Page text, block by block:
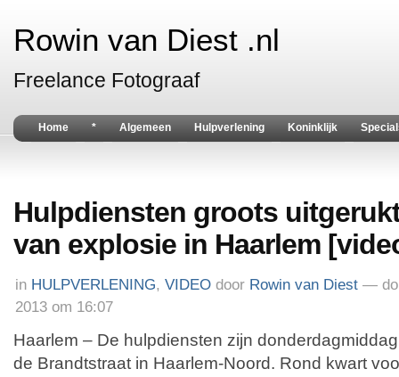
Rowin van Diest .nl
Freelance Fotograaf
Home * Algemeen Hulpverlening Koninklijk
Hulpdiensten groots
van explosie in Haarlem
in HULPVERLENING, VIDEO door Rowin van Diest —
2013 om 16:07
Haarlem – De hulpdiensten zijn
de Brandtstraat in Haarlem-Noord. Rond kwart